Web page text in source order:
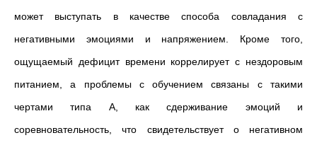
может выступать в качестве способа совладания с
негативными эмоциями и напряжением. Кроме того,
ощущаемый дефицит времени коррелирует с нездоровым
питанием, а проблемы с обучением связаны с такими
чертами типа А, как сдерживание эмоций и
соревновательность, что свидетельствует о негативном